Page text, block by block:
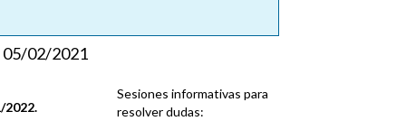
05/02/2021
2022.
Sesiones informativas para
resolver dudas: